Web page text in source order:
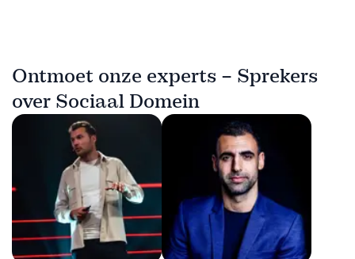
Ontmoet onze experts – Sprekers
over Sociaal Domein